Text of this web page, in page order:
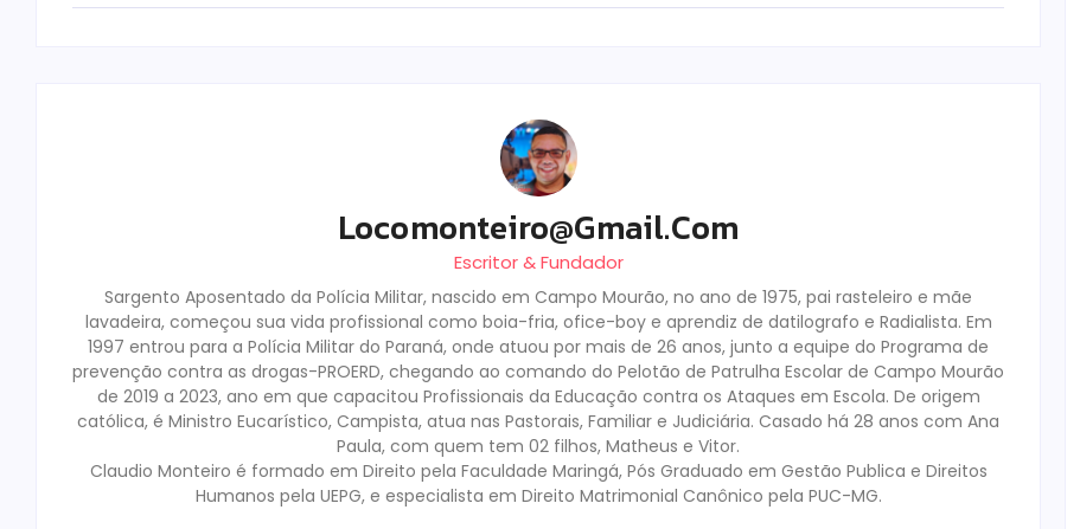
Locomonteiro@gmail.com
Escritor & Fundador
Sargento Aposentado da Polícia Militar, nascido em Campo Mourão, no ano de 1975, pai rasteleiro e mãe
lavadeira, começou sua vida profissional como boia-fria, ofice-boy e aprendiz de datilografo e Radialista. Em
1997 entrou para a Polícia Militar do Paraná, onde atuou por mais de 26 anos, junto a equipe do Programa de
prevenção contra as drogas-PROERD, chegando ao comando do Pelotão de Patrulha Escolar de Campo Mourão
de 2019 a 2023, ano em que capacitou Profissionais da Educação contra os Ataques em Escola. De origem
católica, é Ministro Eucarístico, Campista, atua nas Pastorais, Familiar e Judiciária. Casado há 28 anos com Ana
Paula, com quem tem 02 filhos, Matheus e Vitor.
Claudio Monteiro é formado em Direito pela Faculdade Maringá, Pós Graduado em Gestão Publica e Direitos
Humanos pela UEPG, e especialista em Direito Matrimonial Canônico pela PUC-MG.